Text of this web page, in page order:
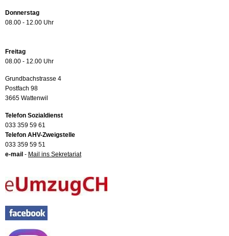
Donnerstag
08.00 - 12.00 Uhr
Freitag
08.00 - 12.00 Uhr
Grundbachstrasse 4
Postfach 98
3665 Wattenwil
Telefon Sozialdienst
033 359 59 61
Telefon AHV-Zweigstelle
033 359 59 51
e-mail - Mail ins Sekretariat